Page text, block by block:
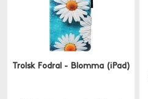
Trolsk Fodral - Blomma (iPad)